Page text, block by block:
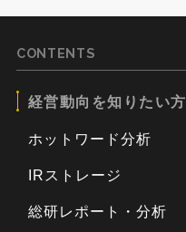
CONTENTS
経営動向を知りたい方
ホットワード分析
IRストレージ
総研レポート・分析